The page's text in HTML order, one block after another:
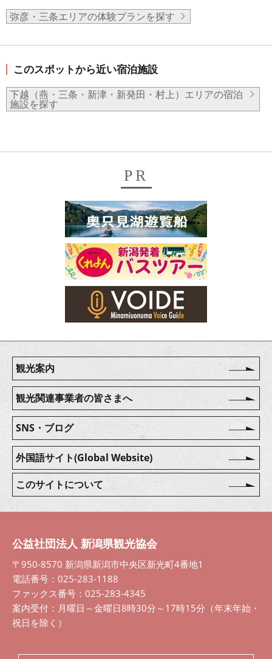
弥彦・三条エリアの体験プランを探す
このスポットから近い宿泊施設
下越（燕・三条・新津・新発田・村上）エリアの宿泊
施設を探す
PR
観光案内
観光関連事業者の皆さまへ
SNS・ブログ
外国語サイト(Global Website)
このサイトについて
公益社団法人 新潟県観光協会
〒950-8570 新潟県新潟市中央区新光町4番地1
電話番号：025-283-1188
ファックス番号：025-283-4345
案内受付：月曜日～金曜日8時30分～17時15分（年末年始・
祝日を除く）